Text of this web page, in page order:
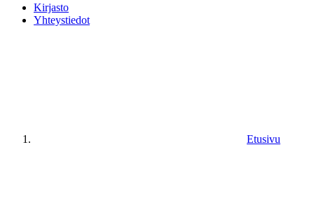
Kirjasto
Yhteystiedot
Etusivu